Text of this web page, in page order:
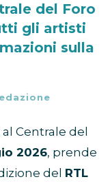
del Foro
gli artisti
sulla
Centrale del
2026, prende
del RTL